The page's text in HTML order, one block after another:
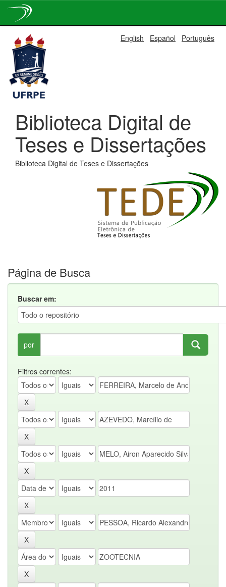
navigation
English Español Português
Biblioteca Digital de
Teses e Dissertações
Biblioteca Digital de Teses e Dissertações
Página de Busca
Buscar em:
por
Filtros correntes: